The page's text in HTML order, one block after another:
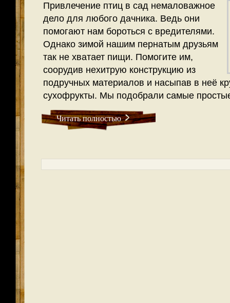
Привлечение птиц в сад немаловажное
дело для любого дачника. Ведь они
помогают нам бороться с вредителями.
Однако зимой нашим пернатым друзьям
так не хватает пищи. Помогите им,
соорудив нехитрую конструкцию из
подручных материалов и насыпав в неё
сухофрукты. Мы подобрали самые
Читать полностью